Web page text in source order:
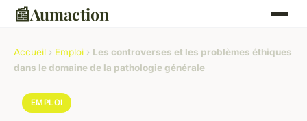
📰Aumaction
Accueil › Emploi › Les controverses et les problèmes éthiques
dans le domaine de la pathologie générale
EMPLOI